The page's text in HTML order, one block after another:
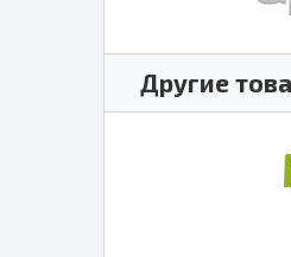
Другие